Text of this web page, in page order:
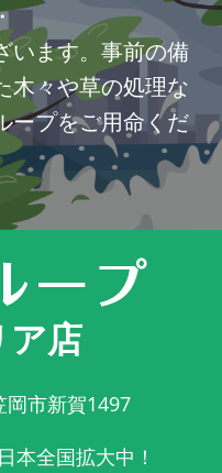
います。事前の備
々や草の処理な
ープをご用命くだ
ア店
岡市新賀1497
本全国拡大中！